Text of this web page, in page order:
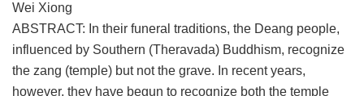
Wei Xiong
ABSTRACT: In their funeral traditions, the Deang people,
influenced by Southern (Theravada) Buddhism, recognize
the zang (temple) but not the grave. In recent years,
however, they have begun to recognize both the temple